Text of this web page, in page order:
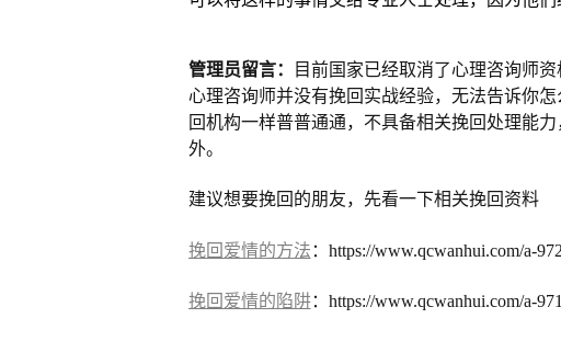
管理员留言：
目前国家已经取消了心理咨询师
心理咨询师并没有挽回实战经验，无法告诉你
回机构一样普普通通，不具备相关挽回处理能
外。
建议想要挽回的朋友，先看一下相关挽回资料
挽回爱情的方法 ：https://www.qcwanhui.com/a-
挽回爱情的陷阱：https://www.qcwanhui.com/a-